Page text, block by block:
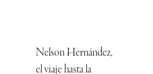
Nelson Hernández,
el viaje hasta la